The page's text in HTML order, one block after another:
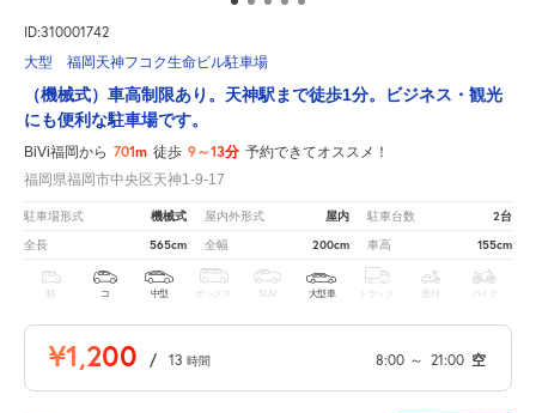
ID:310001742
大型 福岡天神フコク生命ビル駐車場
（機械式）車高制限あり。天神駅まで徒歩1分。ビジネス・観光
にも便利な駐車場です。
BiVi福岡から 701m 徒歩 9～13分 予約できてオススメ！
福岡県福岡市中央区天神1-9-17
駐車場形式 機械式 屋内外形式 屋内 駐車台数 2台
全長 565cm 全幅 200cm 車高 155cm
軽 コ 中型 ボックス SUV 大型車 トラック 原付 バイク
¥1,200 / 13 時間 8:00 ～ 21:00 空